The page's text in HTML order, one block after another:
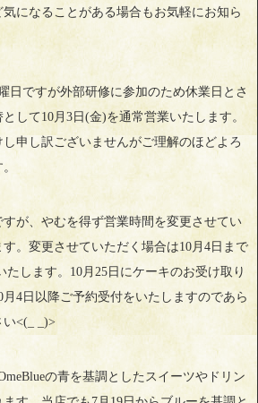
になることがある場合もお気軽にお知ら
日ですが外部研修に参加のため休業日とさ
して10月3日(金)を通常営業いたします。
申し訳ございませんがご理解のほどよろ
すが、やむを得ず営業時間を変更させてい
。変更させていただく場合は10月4日まで
たします。10月25日にケーキのお受け取り
4日以降ご予約受付をいたしますのであら
<(_ _)>
の青を基調としたスイーツやドリン